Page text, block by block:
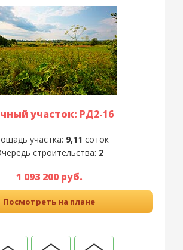
участок: РД2-16
участка: 9,11 соток
строительства: 2
1 093 200 руб.
Посмотреть на плане